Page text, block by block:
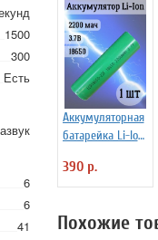
1500
300
Есть
6
6
41
Аккумуляторная
батарейка Li-Ion
3.7В,
незащищенный
390 р.
Похожие